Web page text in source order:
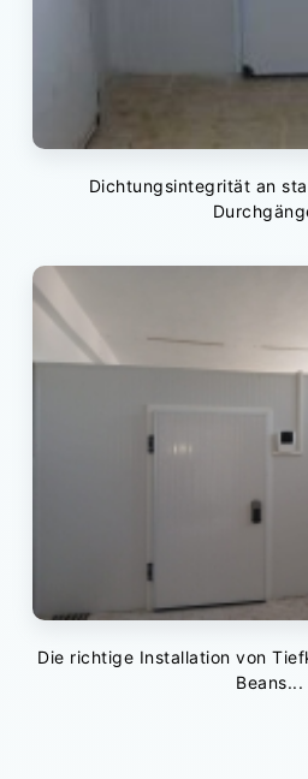
Dichtungsintegrität an
Die richtige Installation von
Beans...